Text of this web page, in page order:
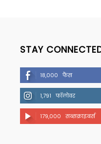
STAY
18,000 फैंस
1,791 फॉलोवर
179,000 सब्सक्राइबर्स